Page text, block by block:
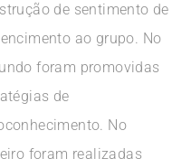
de sentimento de
ao grupo. No
foram promovidas
de
No
foram realizadas